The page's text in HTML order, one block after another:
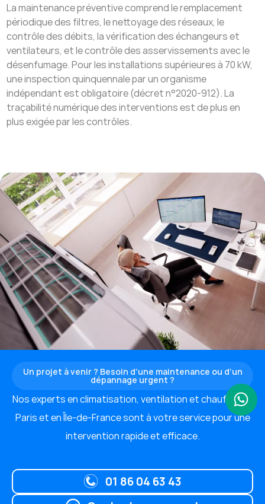
La maintenance préventive comprend le remplacement
périodique des filtres, le nettoyage des réseaux, le
contrôle des débits, la vérification des échangeurs et
ventilateurs, et le contrôle des asservissements avec le
désenfumage. Pour les installations supérieures à 70 kW,
une inspection quinquennale par un organisme
indépendant est obligatoire (décret n°2020-912). La
traçabilité numérique des interventions est de plus en
plus exigée par les contrôles.
Un projet à venir ? Besoin d’une maintenance ou d’un
dépannage urgent ?
Nos experts en climatisation, ventilation et chauffage à
Paris et en Île-de-France sont à votre service pour une
intervention rapide et efficace.
01 86 04 63 43